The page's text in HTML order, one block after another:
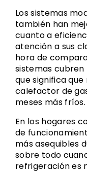
Los sistemas
también han
cuanto a
atención a sus
hora de
sistemas
que significa
calefactor de
meses más fríos.
En los hogares
de
más asequibles
sobre todo
refrigeración es